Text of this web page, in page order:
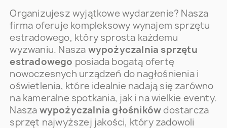
Organizujesz wyjątkowe wydarzenie? Nasza
firma oferuje kompleksowy wynajem sprzętu
estradowego, który sprosta każdemu
wyzwaniu. Nasza wypożyczalnia sprzętu
estradowego posiada bogatą ofertę
nowoczesnych urządzeń do nagłośnienia i
oświetlenia, które idealnie nadają się zarówno
na kameralne spotkania, jak i na wielkie eventy.
Nasza wypożyczalnia głośnikówdostarcza
sprzęt najwyższej jakości, który zadowoli